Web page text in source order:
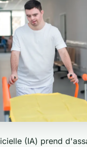
(IA) prend